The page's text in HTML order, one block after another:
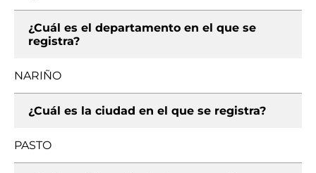
¿Cuál es el departamento en el que se
registra?
NARIÑO
¿Cuál es la ciudad en el que se registra?
PASTO